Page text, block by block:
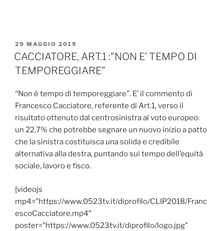
PUBBLICATO
IL
29 MAGGIO 2019
CACCIATORE, ART.1 :”NON E’ TEMPO DI
TEMPOREGGIARE”
“Non è tempo di temporeggiare”. E’ il commento di
Francesco Cacciatore, referente di Art.1, verso il
risultato ottenuto dal centrosinistra al voto europeo:
un 22.7% che potrebbe segnare un nuovo inizio a patto
che la sinistra costituisca una solida e credibile
alternativa alla destra, puntando sui tempo dell’equità
sociale, lavoro e fisco.
[videojs
mp4=”https://www.0523tv.it/diprofilo/CLIP2018/Franc
escoCacciatore.mp4″
poster=”https://www.0523tv.it/diprofilo/logo.jpg”